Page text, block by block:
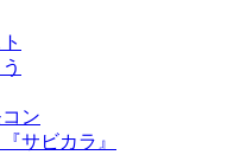
ン
サビカラ』